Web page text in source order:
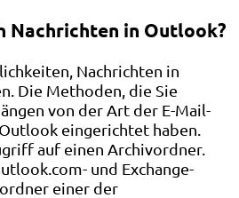
Nachrichten in Outlook?
Nachrichten in
Die Methoden, die Sie
von der Art der E-Mail-
eingerichtet haben.
auf einen Archivordner.
und Exchange-
einer der